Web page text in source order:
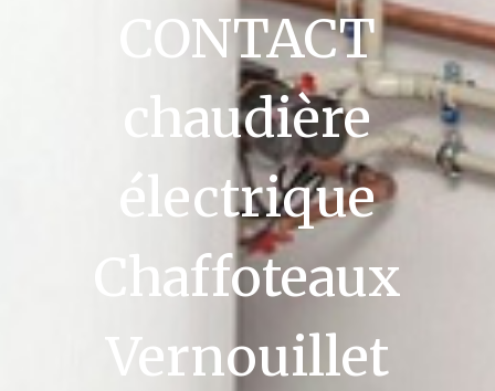
CONTACT
chaudière
électrique
Chaffoteaux
Vernouillet